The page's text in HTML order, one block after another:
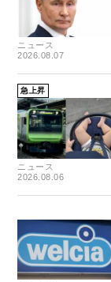
ニュース
2026.08.07
急上昇
ニュース
2026.08.06